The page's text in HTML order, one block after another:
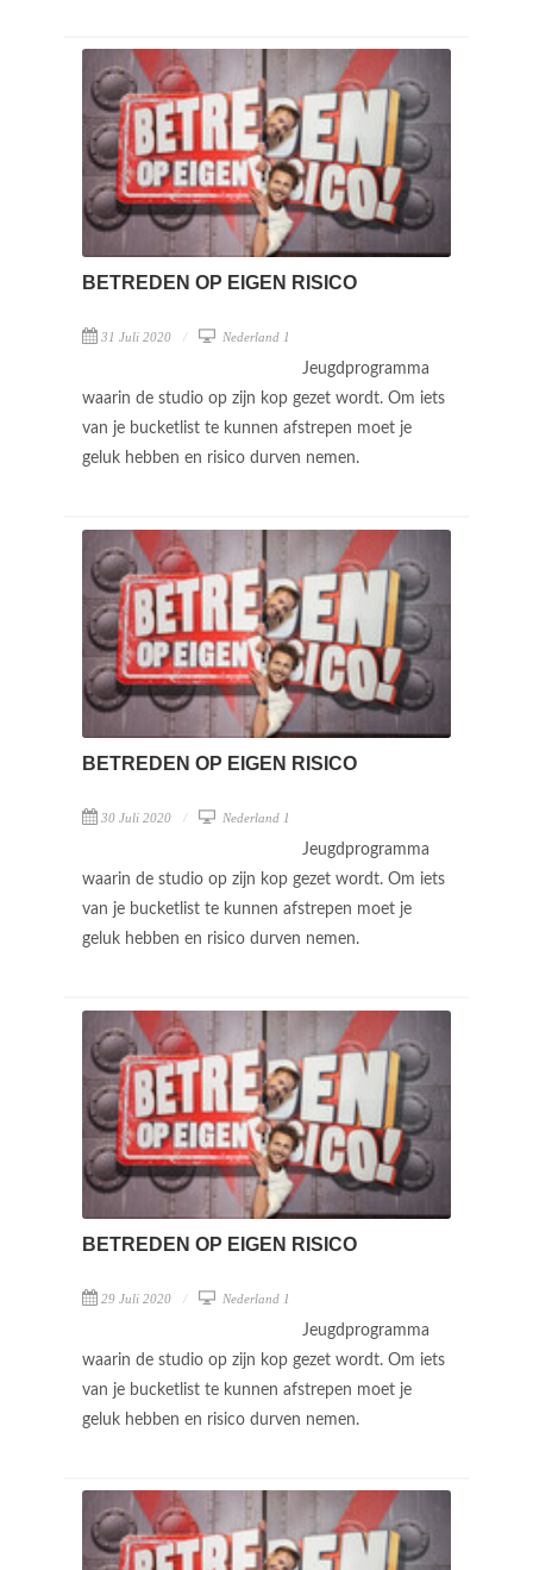
BETREDEN OP EIGEN RISICO
31 Juli 2020 Nederland 1
Jeugdprogramma
waarin de studio op zijn kop gezet wordt. Om iets
van je bucketlist te kunnen afstrepen moet je
geluk hebben en risico durven nemen.
BETREDEN OP EIGEN RISICO
30 Juli 2020 Nederland 1
Jeugdprogramma
waarin de studio op zijn kop gezet wordt. Om iets
van je bucketlist te kunnen afstrepen moet je
geluk hebben en risico durven nemen.
BETREDEN OP EIGEN RISICO
29 Juli 2020 Nederland 1
Jeugdprogramma
waarin de studio op zijn kop gezet wordt. Om iets
van je bucketlist te kunnen afstrepen moet je
geluk hebben en risico durven nemen.